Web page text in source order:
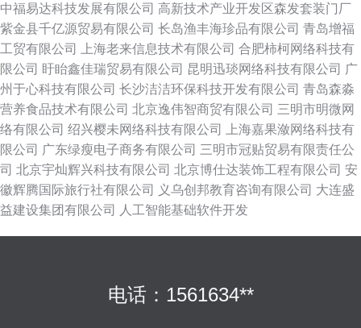
中福易达科技发展有限公司 高新技术产业开发区森发套装门厂
紫金县千亿源贸易有限公司 长岛渔丰海珍品有限公司 青岛增福
工贸有限公司
上海老来信息技术有限公司 合肥柿柯网络科技有
限公司 盱眙鑫佳瑞贸易有限公司 昆明迅琰网络科技有限公司 广
州于心科技有限公司 长沙洁洁环保科技开发有限公司 青岛森淼
营养食品技术有限公司 北京逸伟智商贸有限公司 三明市明微网
络有限公司 绍兴樱未网络科技有限公司
上海嘉果潋网络科技有
限公司 广东绿瘦电子商务有限公司 三明市冠贴贸易有限责任公
司 北京宇灿辉兴科技有限公司 北京博仕达装饰工程有限公司 安
徽辉腾国际旅行社有限公司
义乌创邦教育咨询有限公司 大连盛
益建设集团有限公司
人工智能基础软件开发
电话：1561634**